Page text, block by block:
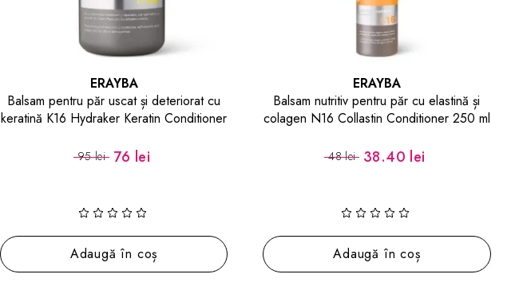
ERAYBA
Balsam pentru păr uscat și deteriorat cu
keratină K16 Hydraker Keratin Conditioner
95 lei 76 lei
Adaugă în coș
ERAYBA
Balsam nutritiv pentru păr cu elastină și
colagen N16 Collastin Conditioner 250 ml
48 lei 38.40 lei
Adaugă în coș